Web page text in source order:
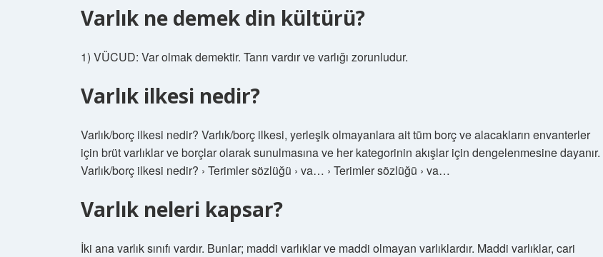
Varlık ne demek din kültürü?
1) VÜCUD: Var olmak demektir. Tanrı vardır ve varlığı zorunludur.
Varlık ilkesi nedir?
Varlık/borç ilkesi nedir? Varlık/borç ilkesi, yerleşik olmayanlara ait tüm borç ve alacakların envanterler
için brüt varlıklar ve borçlar olarak sunulmasına ve her kategorinin akışlar için dengelenmesine dayanır.
Varlık/borç ilkesi nedir? › Terimler sözlüğü › va… › Terimler sözlüğü › va…
Varlık neleri kapsar?
İki ana varlık sınıfı vardır. Bunlar; maddi varlıklar ve maddi olmayan varlıklardır. Maddi varlıklar, cari